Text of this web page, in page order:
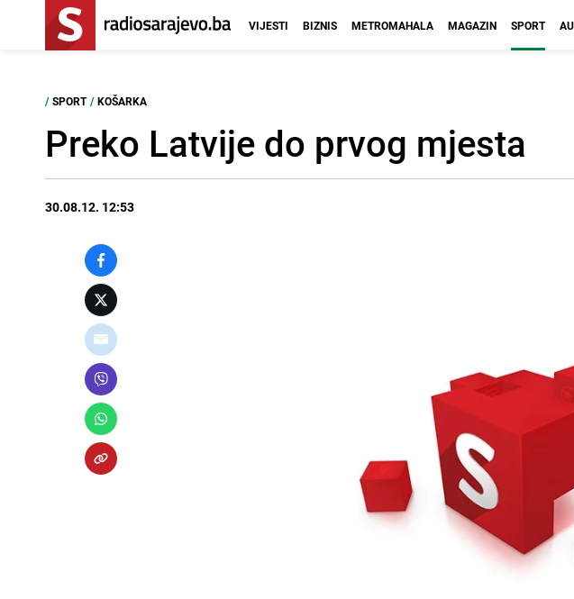
VIJESTI BIZNIS METROMAHALA MAGAZIN SPORT
/ SPORT / KOŠARKA
Preko Latvije do prvog mjesta
30.08.12. 12:53